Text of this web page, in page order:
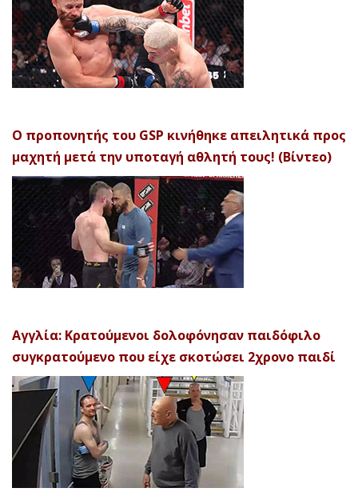
Ο προπονητής του GSP κινήθηκε απειλητικά προς
μαχητή μετά την υποταγή αθλητή τους! (Βίντεο)
Αγγλία: Κρατούμενοι δολοφόνησαν παιδόφιλο
συγκρατούμενο που είχε σκοτώσει 2χρονο παιδί